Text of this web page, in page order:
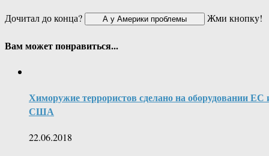
Дочитал до конца?
Жми кнопку!
Вам может понравиться...
Химоружие террористов сделано на оборудовании ЕС
США
22.06.2018